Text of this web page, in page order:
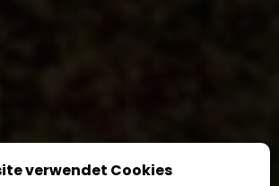
verwendet Cookies